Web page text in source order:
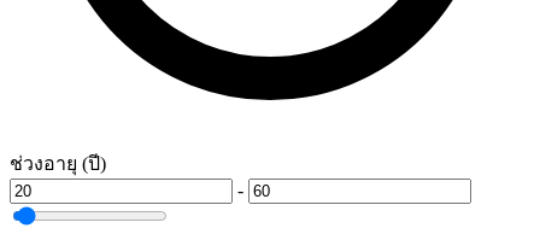
ช่วงอายุ (ปี)
-